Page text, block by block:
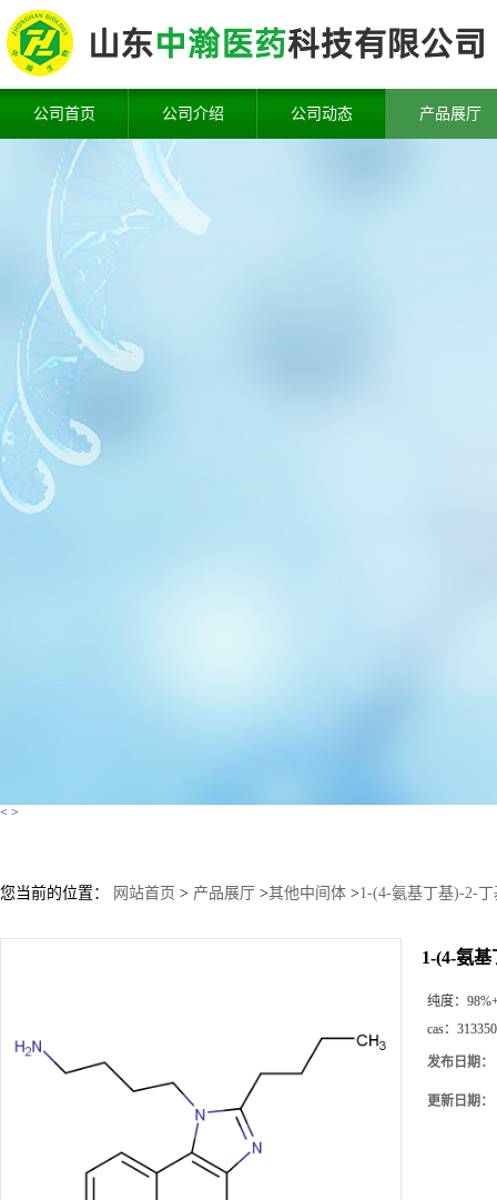
公司首页 公司介绍 公司动态 产品展厅
< >
您当前的位置： 网站首页 > 产品展厅 >其他中间体 >1-(4-氨基丁基)-2-
1-(4-氨
纯度：
cas：
发布日期：
更新日期：